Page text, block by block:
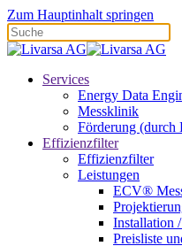
Zum Hauptinhalt springen
Services
Energy Data
Messklinik
Förderung
Effizienzfilter
Effizienzfilter
Leistungen
ECV®
Installation
Preisliste